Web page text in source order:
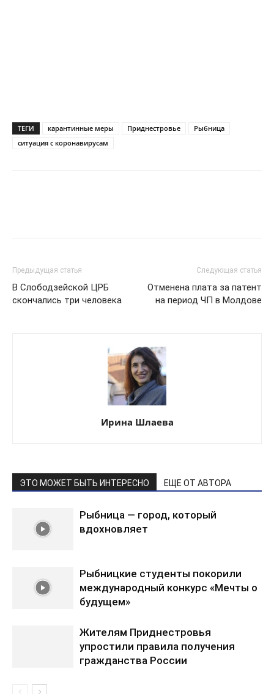
ТЕГИ карантинные меры Приднестровье
Рыбница
ситуация с коронавирусам
Предыдущая статья
В Слободзейской ЦРБ
скончались три человека
Следующая статья
Отменена плата за патент
на период ЧП в Молдове
Ирина Шлаева
ЭТО МОЖЕТ БЫТЬ ИНТЕРЕСНО ЕЩЕ ОТ АВТОРА
Рыбница — город, который
вдохновляет
Рыбницкие студенты покорили
международный конкурс «Мечты о
будущем»
Жителям Приднестровья
упростили правила получения
гражданства России